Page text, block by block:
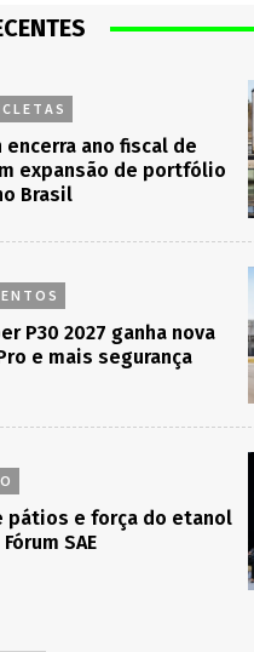
encerra ano fiscal de
expansão de portfólio
Brasil
P30 2027 ganha nova
e mais segurança
pátios e força do etanol
SAE